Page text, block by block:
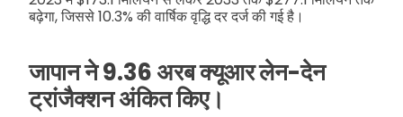
बढ़ेगा, जिससे 10.3% की वार्षिक वृद्धि दर दर्ज की गई है।
जापान ने 9.36 अरब क्यूआर लेन-देन
ट्रांजैक्शन अंकित किए।